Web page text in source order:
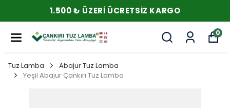
1.500 ₺ ÜZERI ÜCRETSIZ KARGO
0
Tuz Lamba
Abajur Tuz Lamba
Yeşil Abajur Çankırı Tuz Lamba